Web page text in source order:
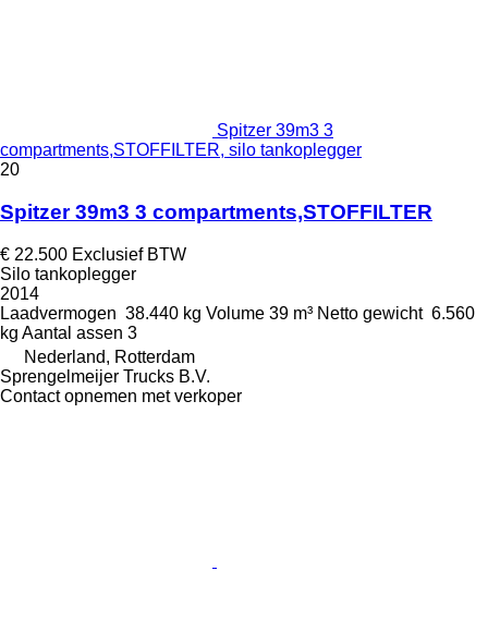
Spitzer 39m3 3
compartments,STOFFILTER, silo tankoplegger
20
Spitzer 39m3 3 compartments,STOFFILTER
€ 22.500 Exclusief BTW
Silo tankoplegger
2014
Laadvermogen 38.440 kg Volume 39 m³ Netto gewicht 6.560
kg Aantal assen 3
Nederland, Rotterdam
Sprengelmeijer Trucks B.V.
Contact opnemen met verkoper